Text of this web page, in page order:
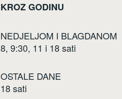
KROZ GODINU
NEDJELJOM I BLAGDANOM
8, 9:30, 11 i 18 sati
OSTALE DANE
18 sati